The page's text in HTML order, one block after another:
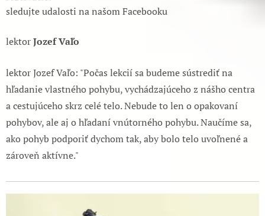
sledujte udalosti na našom Facebooku
lektorJozef Vaľo
lektor Jozef Vaľo: "Počas lekcií sa budeme sústrediť na
hľadanie vlastného pohybu, vychádzajúceho z nášho centra
a cestujúceho skrz celé telo. Nebude to len o opakovaní
pohybov, ale aj o hľadaní vnútorného pohybu. Naučíme sa,
ako pohyb podporiť dychom tak, aby bolo telo uvoľnené a
zároveň aktívne."